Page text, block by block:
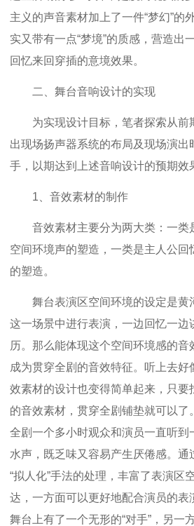
主义的声音素材加上了一件“梦幻”的
实又带有一点“梦境”的质感，营造出
回忆来回穿插的意境效果。
二、舞台音响设计的实现
为实现设计目标，笔者探索从前
出现场扬声器系统的布局及现场演出
手，以期达到上述音响设计的预期效
1、音效素材的制作
音效素材主要分为两大类：一类
空间环境声的塑造，一类是主人公回
的塑造。
舞台表演区空间环境的设定是黄
这一场景中进行表演，一边回忆一边
历。那么能体现这个空间环境感的音
成为贯穿全剧的音效特征。听上去
效素材的设计也变得简单起来，只要
的音效素材，贯穿全剧铺垫就可以了
全剧一个多小时观众和演员一直听到
水声，既乏味又容易产生厌倦感。通
“拟人化”手法的处理，丰富了表演区
达，一方面可以更好地配合演员的表
舞台上有了一个无形的“对手”，另一